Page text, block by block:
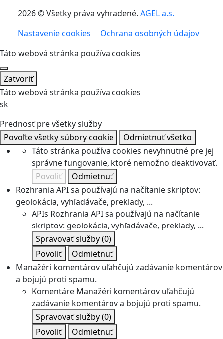
2026 © Všetky práva vyhradené. AGEL a.s.
Nastavenie cookies
Ochrana osobných údajov
Táto webová stránka používa cookies
Zatvoriť
Táto webová stránka používa cookies
sk
Prednosť pre všetky služby
Povoľte všetky súbory cookie
Odmietnuť všetko
Táto stránka používa cookies nevyhnutné pre jej
správne fungovanie, ktoré nemožno deaktivovať.
Povoliť
Odmietnuť
Rozhrania API sa používajú na načítanie skriptov:
geolokácia, vyhľadávače, preklady, ...
APIs Rozhrania API sa používajú na načítanie
skriptov: geolokácia, vyhľadávače, preklady, ...
Spravovať služby(0)
Povoliť
Odmietnuť
Manažéri komentárov uľahčujú zadávanie komentárov
a bojujú proti spamu.
Komentáre Manažéri komentárov uľahčujú
zadávanie komentárov a bojujú proti spamu.
Spravovať služby(0)
Povoliť
Odmietnuť